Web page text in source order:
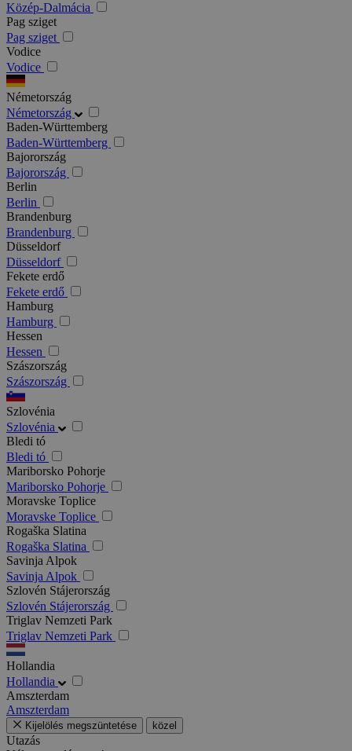
Közép-Dalmácia
Pag sziget
Pag sziget
Vodice
Vodice
Németország
Németország
Baden-Württemberg
Baden-Württemberg
Bajorország
Bajorország
Berlin
Berlin
Brandenburg
Brandenburg
Düsseldorf
Düsseldorf
Fekete erdő
Fekete erdő
Hamburg
Hamburg
Hessen
Hessen
Szászország
Szászország
Szlovénia
Szlovénia
Bledi tó
Bledi tó
Mariborsko Pohorje
Mariborsko Pohorje
Moravske Toplice
Moravske Toplice
Rogaška Slatina
Rogaška Slatina
Savinja Alpok
Savinja Alpok
Szlovén Stájerország
Szlovén Stájerország
Triglav Nemzeti Park
Triglav Nemzeti Park
Hollandia
Hollandia
Amszterdam
Amszterdam
Kijelölés megszüntetése közel
Utazás